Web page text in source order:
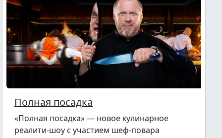
Полная посадка
«Полная посадка» — новое кулинарное
реалити-шоу с участием шеф-повара